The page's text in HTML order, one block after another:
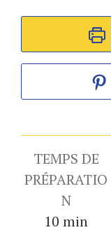
TEMPS DE
PRÉPARATIO
N
10 minutes
min